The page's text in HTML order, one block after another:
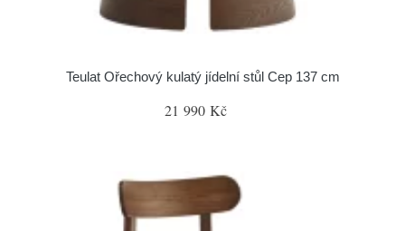
Teulat Ořechový kulatý jídelní stůl Cep 137 cm
21 990 Kč